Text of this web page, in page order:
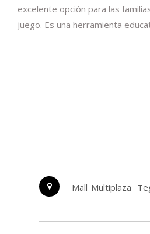
excelente opción para las
juego. Es una herramienta
Mall Multiplaza